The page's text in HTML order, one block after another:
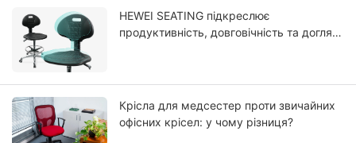
HEWEI SEATING підкреслює
продуктивність, довговічність та догляд
поліуретану
Крісла для медсестер проти звичайних
офісних крісел: у чому різниця?